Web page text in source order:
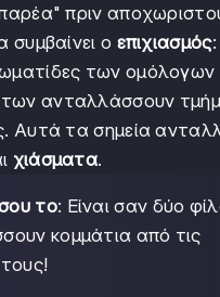
πριν
συμβαίνει ο επιχιασμός:
των ομόλογων
ανταλλάσσουν
Αυτά τα σημεία
χιάσματα.
το: Είναι σαν δύο
κομμάτια από τις